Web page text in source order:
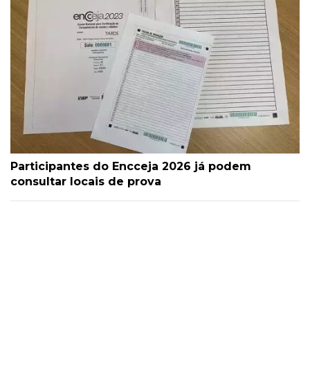
Participantes do Encceja 2026 já podem
consultar locais de prova